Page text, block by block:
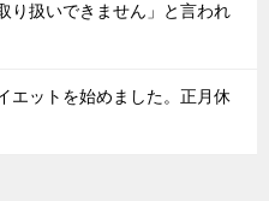
り扱いできません」と言われ
エットを始めました。正月休